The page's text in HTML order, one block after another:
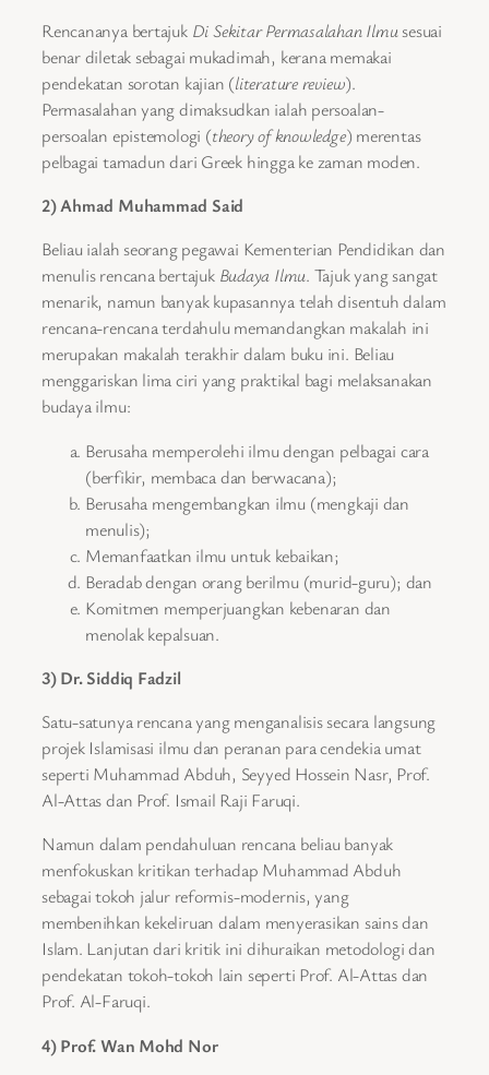
Rencananya bertajuk Di Sekitar Permasalahan Ilmusesuai
benar diletak sebagai mukadimah, kerana memakai
pendekatan sorotan kajian (literature review).
Permasalahan yang dimaksudkan ialah persoalan-
persoalan epistemologi (theory of knowledge) merentas
pelbagai tamadun dari Greek hingga ke zaman moden.
2) Ahmad Muhammad Said
Beliau ialah seorang pegawai Kementerian Pendidikan dan
menulis rencana bertajuk Budaya Ilmu. Tajuk yang sangat
menarik, namun banyak kupasannya telah disentuh dalam
rencana-rencana terdahulu memandangkan makalah ini
merupakan makalah terakhir dalam buku ini. Beliau
menggariskan lima ciri yang praktikal bagi melaksanakan
budaya ilmu:
Berusaha memperolehi ilmu dengan pelbagai cara
(berfikir, membaca dan berwacana);
Berusaha mengembangkan ilmu (mengkaji dan
menulis);
Memanfaatkan ilmu untuk kebaikan;
Beradab dengan orang berilmu (murid-guru); dan
Komitmen memperjuangkan kebenaran dan
menolak kepalsuan.
3) Dr. Siddiq Fadzil
Satu-satunya rencana yang menganalisis secara langsung
projek Islamisasi ilmu dan peranan para cendekia umat
seperti Muhammad Abduh, Seyyed Hossein Nasr, Prof.
Al-Attas dan Prof. Ismail Raji Faruqi.
Namun dalam pendahuluan rencana beliau banyak
menfokuskan kritikan terhadap Muhammad Abduh
sebagai tokoh jalur reformis-modernis, yang
membenihkan kekeliruan dalam menyerasikan sains dan
Islam. Lanjutan dari kritik ini dihuraikan metodologi dan
pendekatan tokoh-tokoh lain seperti Prof. Al-Attas dan
Prof. Al-Faruqi.
4) Prof. Wan Mohd Nor